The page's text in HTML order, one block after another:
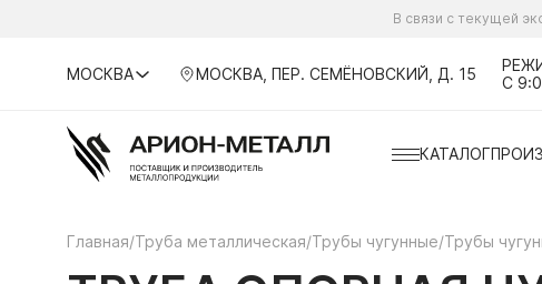
В связи с текущей
МОСКВА МОСКВА, ПЕР. СЕМЁНОВСКИЙ, Д. 15
С
КАТАЛОГ
Главная/Труба металлическая/Трубы чугунные/Трубы